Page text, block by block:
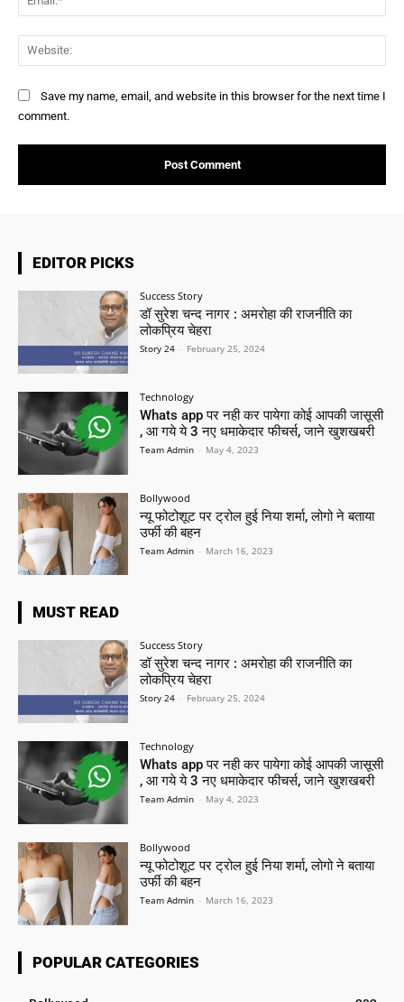
Save my name, email, and website in this browser for the next time I
comment.
EDITOR PICKS
Success Story
डॉ सुरेश चन्द नागर : अमरोहा की राजनीति का
लोकप्रिय चेहरा
Story 24 - February 25, 2024
Technology
Whats app पर नही कर पायेगा कोई आपकी जासूसी
, आ गये ये 3 नए धमाकेदार फीचर्स, जाने खुशखबरी
Team Admin - May 4, 2023
Bollywood
न्यू फोटोशूट पर ट्रोल हुई निया शर्मा, लोगो ने बताया
उर्फी की बहन
Team Admin - March 16, 2023
MUST READ
Success Story
डॉ सुरेश चन्द नागर : अमरोहा की राजनीति का
लोकप्रिय चेहरा
Story 24 - February 25, 2024
Technology
Whats app पर नही कर पायेगा कोई आपकी जासूसी
, आ गये ये 3 नए धमाकेदार फीचर्स, जाने खुशखबरी
Team Admin - May 4, 2023
Bollywood
न्यू फोटोशूट पर ट्रोल हुई निया शर्मा, लोगो ने बताया
उर्फी की बहन
Team Admin - March 16, 2023
POPULAR CATEGORIES